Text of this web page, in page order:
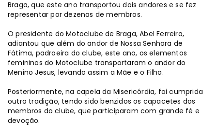
Braga, que este ano transportou dois andores e se fez
representar por dezenas de membros.
O presidente do Motoclube de Braga, Abel Ferreira,
adiantou que além do andor de Nossa Senhora de
Fátima, padroeira do clube, este ano, os elementos
femininos do Motoclube transportaram o andor do
Menino Jesus, levando assim a Mãe e o Filho.
Posteriormente, na capela da Misericórdia, foi cumprida
outra tradição, tendo sido benzidos os capacetes dos
membros do clube, que participaram com grande fé e
devoção.